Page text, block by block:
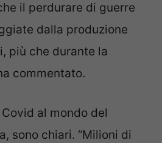
il perdurare di guerre
dalla produzione
più che durante la
commentato.
al mondo del
sono chiari. “Milioni di